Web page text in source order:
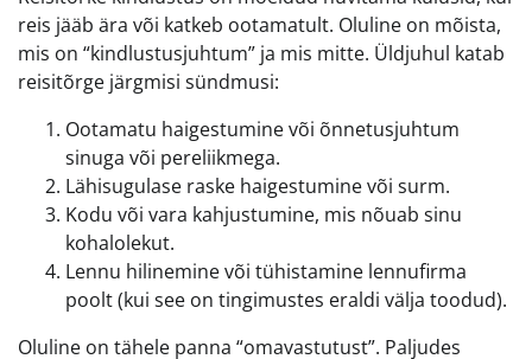
reis jääb ära või katkeb ootamatult. Oluline on mõista,
mis on “kindlustusjuhtum” ja mis mitte. Üldjuhul katab
reisitõrge järgmisi sündmusi:
Ootamatu haigestumine või õnnetusjuhtum
sinuga või pereliikmega.
Lähisugulase raske haigestumine või surm.
Kodu või vara kahjustumine, mis nõuab sinu
kohalolekut.
Lennu hilinemine või tühistamine lennufirma
poolt (kui see on tingimustes eraldi välja toodud).
Oluline on tähele panna “omavastutust”. Paljudes